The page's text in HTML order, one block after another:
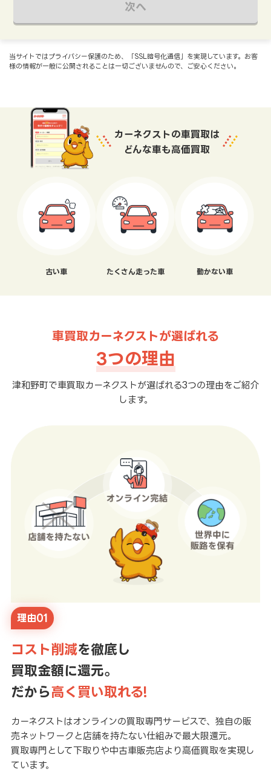
次へ
当サイトではプライバシー保護のため、「SSL暗号化通信」を実現しています。お客
様の情報が一般に公開されることは一切ございませんので、ご安心ください。
カーネクストの車買取は
どんな車も高価買取
古い車 たくさん走った車 動かない車
車買取カーネクストが選ばれる
3つの理由
津和野町で車買取カーネクストが選ばれる3つの理由をご紹介
します。
理由01
コスト削減を徹底し
買取金額に還元。
だから高く買い取れる!
カーネクストはオンラインの買取専門サービスで、独自の販
売ネットワークと店舗を持たない仕組みで最大限還元。
買取専門として下取りや中古車販売店より高価買取を実現し
ています。